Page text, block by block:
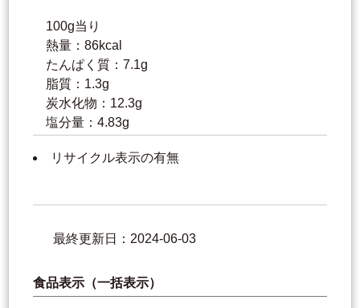
100g当り
熱量：86kcal
たんぱく質：7.1g
脂質：1.3g
炭水化物：12.3g
塩分量：4.83g
リサイクル表示の有無
最終更新日：2024-06-03
食品表示（一括表示）